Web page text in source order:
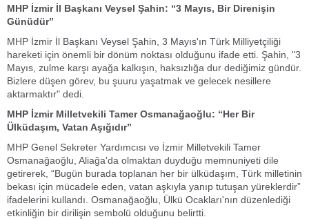
MHP İzmir İl Başkanı Veysel Şahin: “3 Mayıs, Bir Direnişin
Günüdür”
MHP İzmir İl Başkanı Veysel Şahin, 3 Mayıs'ın Türk Milliyetçiliği
hareketi için önemli bir dönüm noktası olduğunu ifade etti. Şahin, "3
Mayıs, zulme karşı ayağa kalkışın, haksızlığa dur dediğimiz gündür.
Bizlere düşen görev, bu şuuru yaşatmak ve gelecek nesillere
aktarmaktır" dedi.
MHP İzmir Milletvekili Tamer Osmanağaoğlu: “Her Bir
Ülküdaşım, Vatan Aşığıdır”
MHP Genel Sekreter Yardımcısı ve İzmir Milletvekili Tamer
Osmanağaoğlu, Aliağa'da olmaktan duyduğu memnuniyeti dile
getirerek, “Bugün burada toplanan her bir ülküdaşım, Türk milletinin
bekası için mücadele eden, vatan aşkıyla yanıp tutuşan yüreklerdir”
ifadelerini kullandı. Osmanağaoğlu, Ülkü Ocakları'nın düzenlediği
etkinliğin bir dirilişin sembolü olduğunu belirtti.